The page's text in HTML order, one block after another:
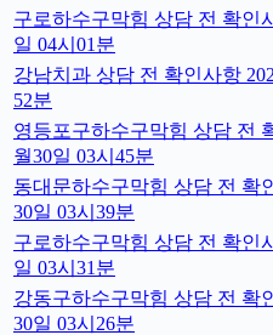
구로하수구막힘 상담 전 확인
일 04시01분
강남치과 상담 전 확인사항
52분
영등포구하수구막힘 상담 전
월30일 03시45분
동대문하수구막힘 상담 전 확
30일 03시39분
구로하수구막힘 상담 전 확인
일 03시31분
강동구하수구막힘 상담 전 확
30일 03시26분